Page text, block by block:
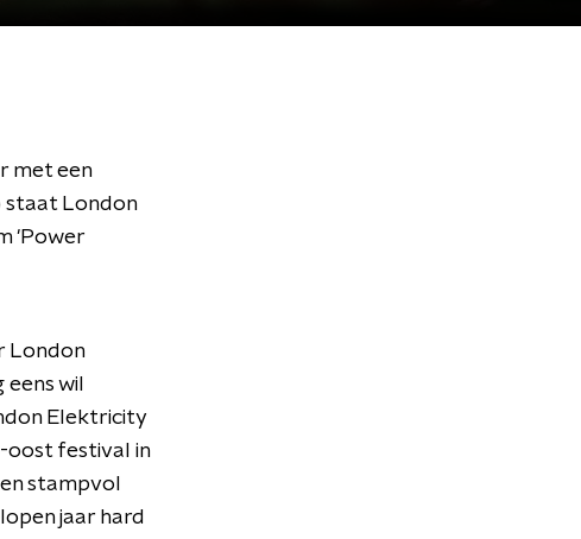
met een
staat London
'Power
London
wil
Elektricity
oost festival in
stampvol
jaar hard